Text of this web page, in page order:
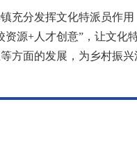
分发挥文化特派员作用
源+人才创意”，让文化
方面的发展，为乡村振兴